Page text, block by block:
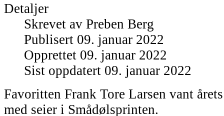
Detaljer
Skrevet av Preben Berg
Publisert 09. januar 2022
Opprettet 09. januar 2022
Sist oppdatert 09. januar 2022
Favoritten Frank Tore Larsen vant
med seier i Smådølsprinten.